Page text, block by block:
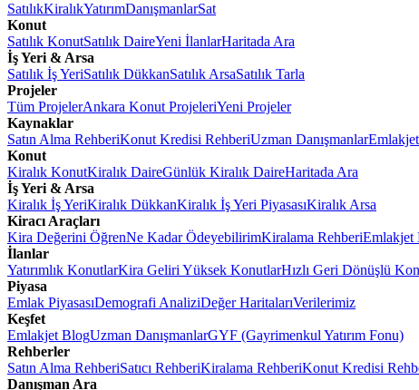
SatılıkKiralıkYatırımDanışmanlarSat
Konut
Satılık KonutSatılık DaireYeni İlanlarHaritada Ara
İş Yeri & Arsa
Satılık İş YeriSatılık DükkanSatılık ArsaSatılık Tarla
Projeler
Tüm ProjelerAnkara Konut ProjeleriYeni Projeler
Kaynaklar
Satın Alma RehberiKonut Kredisi RehberiUzman Danışmanlar
Konut
Kiralık KonutKiralık DaireGünlük Kiralık DaireHaritada Ara
İş Yeri & Arsa
Kiralık İş YeriKiralık DükkanKiralık İş Yeri PiyasasıKiralık Arsa
Kiracı Araçları
Kira Değerini ÖğrenNe Kadar ÖdeyebilirimKiralama RehberiEmlakjet
İlanlar
Yatırımlık KonutlarKira Geliri Yüksek KonutlarHızlı Geri Dönüşlü
Piyasa
Emlak PiyasasıDemografi AnaliziDeğer HaritalarıVerilerimiz
Keşfet
Emlakjet BlogUzman DanışmanlarGYF (Gayrimenkul Yatırım Fonu)
Rehberler
Satın Alma RehberiSatıcı RehberiKiralama RehberiKonut Kredisi
Danışman Ara